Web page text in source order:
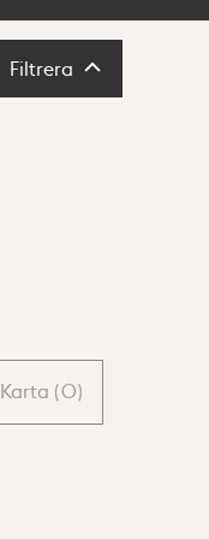
Filtrera Filtrera
Karta (0)